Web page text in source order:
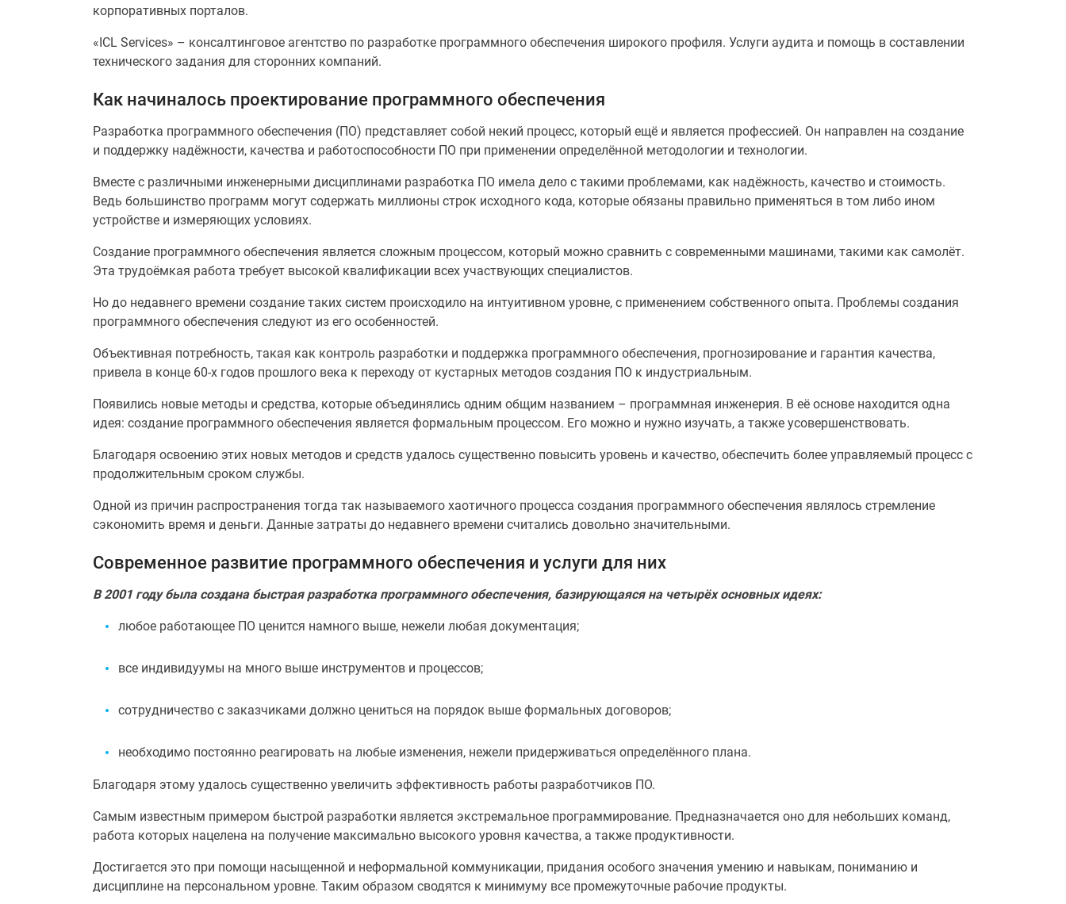
корпоративных порталов.
«ICL Services» – консалтинговое агентство по разработке программного обеспечения широкого профиля. Услуги аудита и помощь в составлении
технического задания для сторонних компаний.
Как начиналось проектирование программного обеспечения
Разработка программного обеспечения (ПО) представляет собой некий процесс, который ещё и является профессией. Он направлен на создание
и поддержку надёжности, качества и работоспособности ПО при применении определённой методологии и технологии.
Вместе с различными инженерными дисциплинами разработка ПО имела дело с такими проблемами, как надёжность, качество и стоимость.
Ведь большинство программ могут содержать миллионы строк исходного кода, которые обязаны правильно применяться в том либо ином
устройстве и измеряющих условиях.
Создание программного обеспечения является сложным процессом, который можно сравнить с современными машинами, такими как самолёт.
Эта трудоёмкая работа требует высокой квалификации всех участвующих специалистов.
Но до недавнего времени создание таких систем происходило на интуитивном уровне, с применением собственного опыта. Проблемы создания
программного обеспечения следуют из его особенностей.
Объективная потребность, такая как контроль разработки и поддержка программного обеспечения, прогнозирование и гарантия качества,
привела в конце 60-х годов прошлого века к переходу от кустарных методов создания ПО к индустриальным.
Появились новые методы и средства, которые объединялись одним общим названием – программная инженерия. В её основе находится одна
идея: создание программного обеспечения является формальным процессом. Его можно и нужно изучать, а также усовершенствовать.
Благодаря освоению этих новых методов и средств удалось существенно повысить уровень и качество, обеспечить более управляемый процесс с
продолжительным сроком службы.
Одной из причин распространения тогда так называемого хаотичного процесса создания программного обеспечения являлось стремление
сэкономить время и деньги. Данные затраты до недавнего времени считались довольно значительными.
Современное развитие программного обеспечения и услуги для них
В 2001 году была создана быстрая разработка программного обеспечения, базирующаяся на четырёх основных идеях:
любое работающее ПО ценится намного выше, нежели любая документация;
все индивидуумы на много выше инструментов и процессов;
сотрудничество с заказчиками должно цениться на порядок выше формальных договоров;
необходимо постоянно реагировать на любые изменения, нежели придерживаться определённого плана.
Благодаря этому удалось существенно увеличить эффективность работы разработчиков ПО.
Самым известным примером быстрой разработки является экстремальное программирование. Предназначается оно для небольших команд,
работа которых нацелена на получение максимально высокого уровня качества, а также продуктивности.
Достигается это при помощи насыщенной и неформальной коммуникации, придания особого значения умению и навыкам, пониманию и
дисциплине на персональном уровне. Таким образом сводятся к минимуму все промежуточные рабочие продукты.